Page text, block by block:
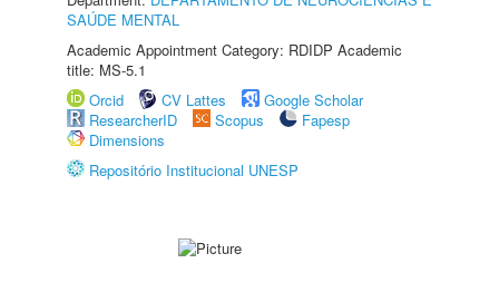
SAÚDE MENTAL
Academic Appointment Category: RDIDP Academic
title: MS-5.1
Orcid
CV Lattes
Google Scholar
ResearcherID
Scopus
Fapesp
Dimensions
Repositório Institucional UNESP